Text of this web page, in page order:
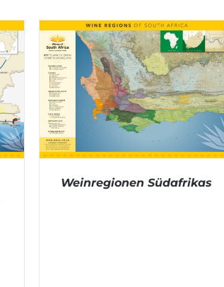
Weinregionen Südafrikas